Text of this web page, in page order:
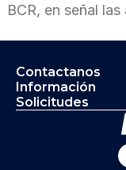
BCR, en señal
Contactanos
Información
Solicitudes